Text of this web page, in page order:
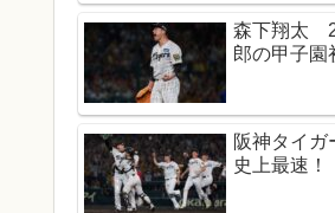
森下翔太
郎の甲子園
阪神タイ
史上最速！